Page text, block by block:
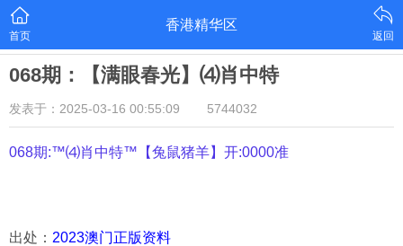
首页
香港精华区
返回
068期：【满眼春光】⑷肖中特
发表于：2025-03-16 00:55:09 5744032
068期:™⑷肖中特™【兔鼠猪羊】开:0000准
出处： 2023澳门正版资料